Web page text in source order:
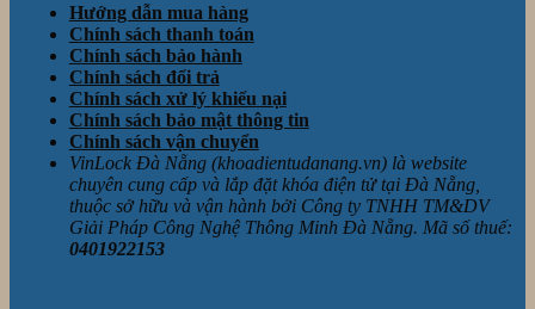
Hướng dẫn mua hàng
Chính sách thanh toán
Chính sách bảo hành
Chính sách đổi trả
Chính sách xử lý khiếu nại
Chính sách bảo mật thông tin
Chính sách vận chuyển
VinLock Đà Nẵng (khoadientudanang.vn) là website
chuyên cung cấp và lắp đặt khóa điện tử tại Đà Nẵng,
thuộc sở hữu và vận hành bởi Công ty TNHH TM&DV
Giải Pháp Công Nghệ Thông Minh Đà Nẵng. Mã số thuế:
0401922153